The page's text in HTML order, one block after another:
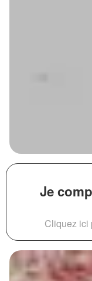
Je
Cliquez ici